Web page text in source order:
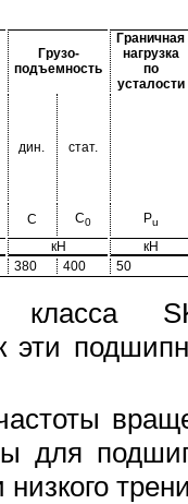
Грузо-
подъемность
Граничная
нагрузка
по
усталости
дин. стат.
C C0 Pu
кН
кН
380 400 50
класса
эти
для